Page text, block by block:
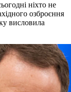
ніхто не
озброєння
висловила
світову
війну